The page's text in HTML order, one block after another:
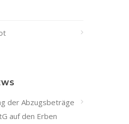
der Abzugsbeträge
auf den Erben